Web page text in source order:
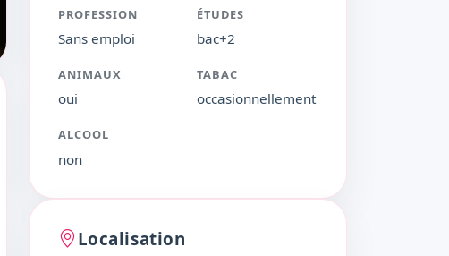
PROFESSION
Sans emploi
ÉTUDES
bac+2
ANIMAUX
oui
TABAC
occasionnellement
ALCOOL
non
Localisation